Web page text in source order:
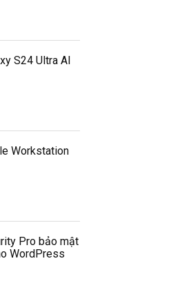
S24 Ultra AI
Workstation
Pro bảo mật
WordPress